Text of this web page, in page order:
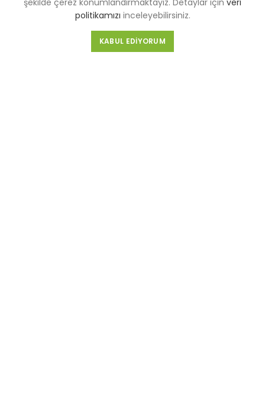
KVKK Aydınlatma Metni
Müşteri Aydınlatma Metni
şekilde çerez konumlandırmaktayız. Detaylar için veri
politikamızı inceleyebilirsiniz.
KABUL EDIYORUM